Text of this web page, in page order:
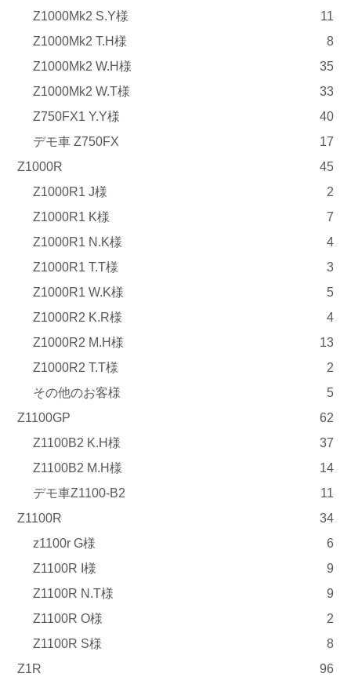
Z1000Mk2 S.Y様
11
Z1000Mk2 T.H様
8
Z1000Mk2 W.H様
35
Z1000Mk2 W.T様
33
Z750FX1 Y.Y様
40
デモ車 Z750FX
17
Z1000R
45
Z1000R1 J様
2
Z1000R1 K様
7
Z1000R1 N.K様
4
Z1000R1 T.T様
3
Z1000R1 W.K様
5
Z1000R2 K.R様
4
Z1000R2 M.H様
13
Z1000R2 T.T様
2
その他のお客様
5
Z1100GP
62
Z1100B2 K.H様
37
Z1100B2 M.H様
14
デモ車Z1100-B2
11
Z1100R
34
z1100r G様
6
Z1100R I様
9
Z1100R N.T様
9
Z1100R O様
2
Z1100R S様
8
Z1R
96